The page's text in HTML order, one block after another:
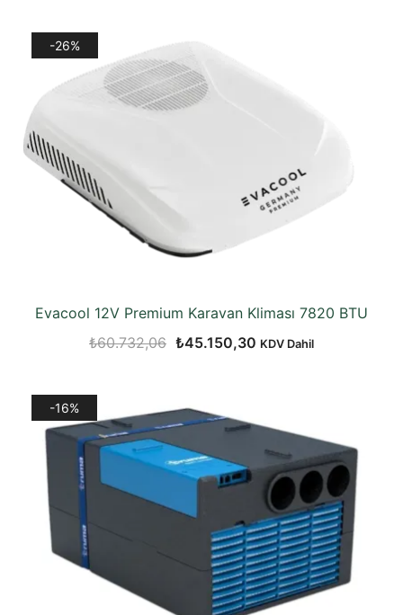
-26%
Evacool 12V Premium Karavan Kliması 7820 BTU
₺60.732,06 Orijinal
₺45.150,30 Şu
KDV Dahil
-16%